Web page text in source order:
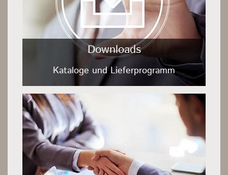
Downloads
Kataloge und Lieferprogramm